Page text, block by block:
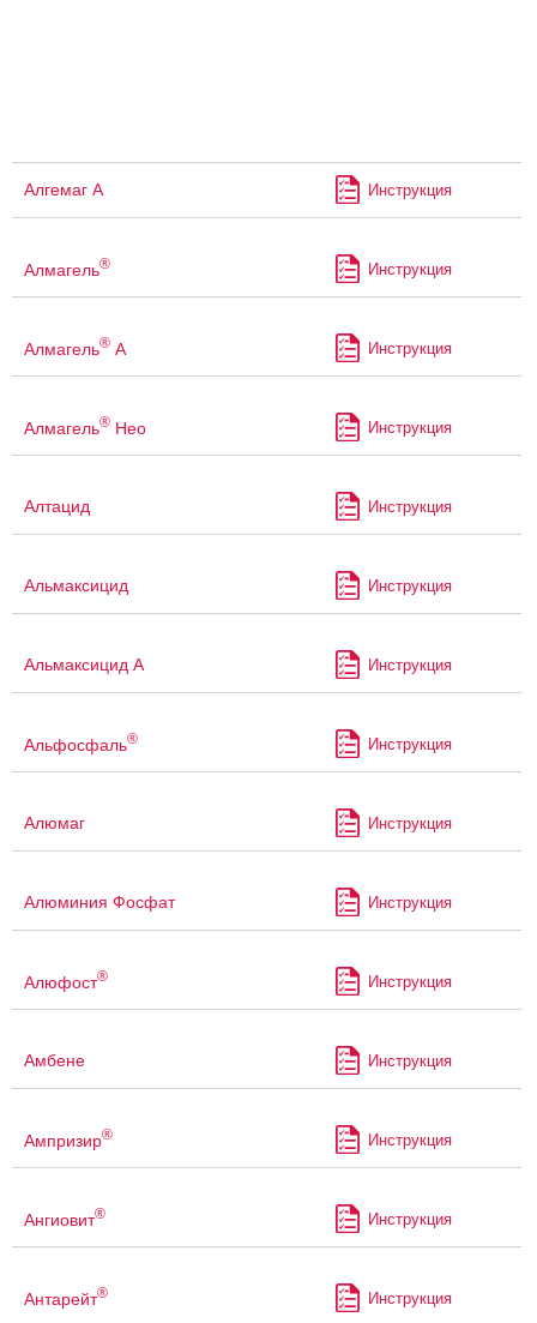
Алгемаг А Инструкция
Алмагель® Инструкция
Алмагель® А Инструкция
Алмагель® Нео Инструкция
Алтацид Инструкция
Альмаксицид Инструкция
Альмаксицид А Инструкция
Альфосфаль® Инструкция
Алюмаг Инструкция
Алюминия Фосфат Инструкция
Алюфост® Инструкция
Амбене Инструкция
Ампризир® Инструкция
Ангиовит® Инструкция
Антарейт® Инструкция